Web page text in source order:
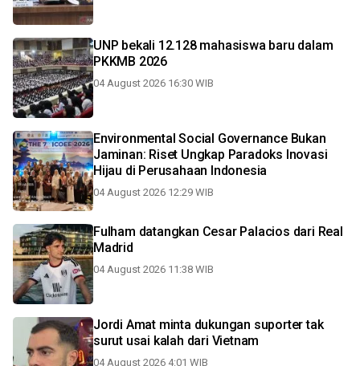
UNP bekali 12.128 mahasiswa baru dalam
PKKMB 2026
04 August 2026 16:30 WIB
Environmental Social Governance Bukan
Jaminan: Riset Ungkap Paradoks Inovasi
Hijau di Perusahaan Indonesia
04 August 2026 12:29 WIB
Fulham datangkan Cesar Palacios dari Real
Madrid
04 August 2026 11:38 WIB
Jordi Amat minta dukungan suporter tak
surut usai kalah dari Vietnam
04 August 2026 4:01 WIB